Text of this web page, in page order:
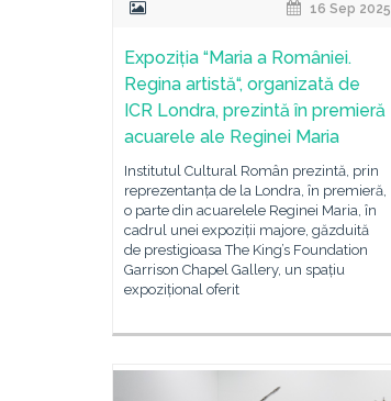
16 Sep 2025
Expoziția “Maria a României.
Regina artistă“, organizată de
ICR Londra, prezintă în premieră
acuarele ale Reginei Maria
Institutul Cultural Român prezintă, prin
reprezentanța de la Londra, în premieră,
o parte din acuarelele Reginei Maria, în
cadrul unei expoziții majore, găzduită
de prestigioasa The King’s Foundation
Garrison Chapel Gallery, un spațiu
expozițional oferit